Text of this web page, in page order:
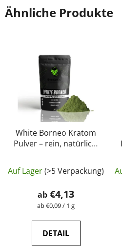
Ähnliche Produkte
White Borneo Kratom
Pulver – rein, natürlich,
durchschnittliche
Produktbewertung
ist
von
Auf Lager(>5 Verpackung)
ab €4,13
Verkaufspreis:
ab €0,09 / 1 g
DETAIL